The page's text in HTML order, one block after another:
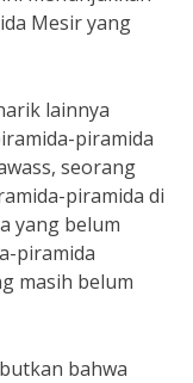
Mesir yang
lainnya
piramida
seorang
piramida di
yang belum
piramida
masih belum
bahwa